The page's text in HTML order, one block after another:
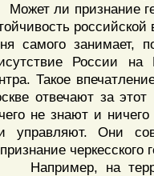
ли признание
самого занимает,
России на
Такое
отвечают за
не знают и
управляют. Они
на